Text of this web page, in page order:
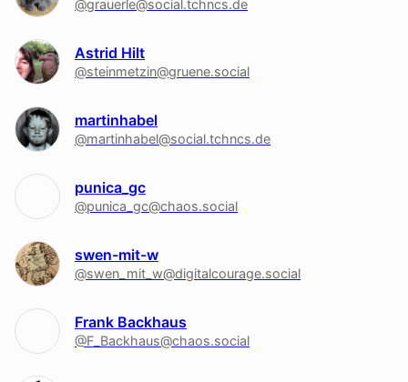
@grauerle@social.tchncs.de
Astrid Hilt
@steinmetzin@gruene.social
martinhabel
@martinhabel@social.tchncs.de
punica_gc
@punica_gc@chaos.social
swen-mit-w
@swen_mit_w@digitalcourage.social
Frank Backhaus
@F_Backhaus@chaos.social